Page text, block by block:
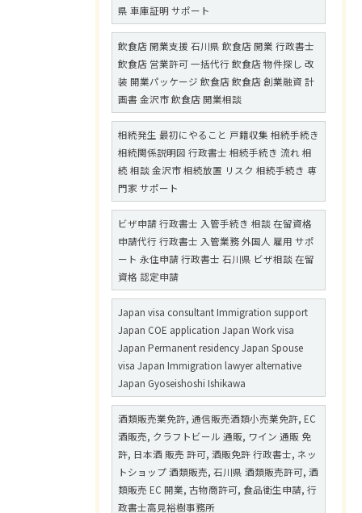
県 車庫証明 サポート
飲食店 開業支援 石川県 飲食店 開業 行政書士
飲食店 営業許可 一括代行 飲食店 物件探し 改
装 開業パッケージ 飲食店 飲食店 創業融資 計
画書 金沢市 飲食店 開業相談
相続発生 最初にやること 戸籍収集 相続手続き
相続関係説明図 行政書士 相続手続き 流れ 相
続 相談 金沢市 相続放置 リスク 相続手続き 専
門家 サポート
ビザ申請 行政書士 入管手続き 相談 在留資格
申請代行 行政書士 入管業務 外国人 雇用 サポ
ート 永住申請 行政書士 石川県 ビザ相談 在留
資格 認定申請
Japan visa consultant Immigration support
Japan COE application Japan Work visa
Japan Permanent residency Japan Spouse
visa Japan Immigration lawyer alternative
Japan Gyoseishoshi Ishikawa
酒類販売業免許, 通信販売酒類小売業免許, EC
酒販売, クラフトビール 通販, ワイン 通販 免
許, 日本酒 販売 許可, 酒販免許 行政書士, ネッ
トショップ 酒類販売, 石川県 酒類販売許可, 酒
類販売 EC 開業, 古物商許可, 食品衛生申請, 行
政書士高見裕樹事務所